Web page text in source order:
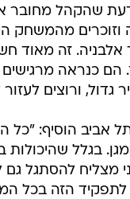
שהקהל מחובר
וזוכרים מהמשחק
אלבניה. זה מאוד
הם כנראה
גדול, ורוצים לעזור
אביב הוסיף: "כל
בגלל
מצליח להסתגל
לתפקיד הזה בכל